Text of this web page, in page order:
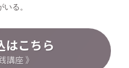
る。
はこちら
講座 》